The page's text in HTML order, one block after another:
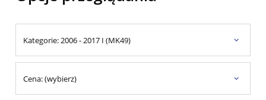
Kategorie: 2006 - 2017 I (MK49)
Cena: (wybierz)